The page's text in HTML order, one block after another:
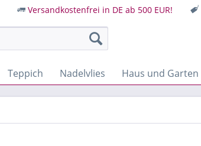
Versandkostenfrei in DE ab 500 EUR!
Teppich Nadelvlies Haus und Garten